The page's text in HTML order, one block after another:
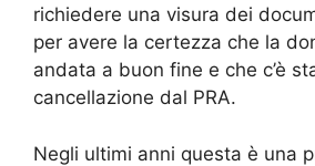
richiedere una visura dei
per avere la certezza che la
andata a buon fine e che c’è
cancellazione dal PRA.
Negli ultimi anni questa è una